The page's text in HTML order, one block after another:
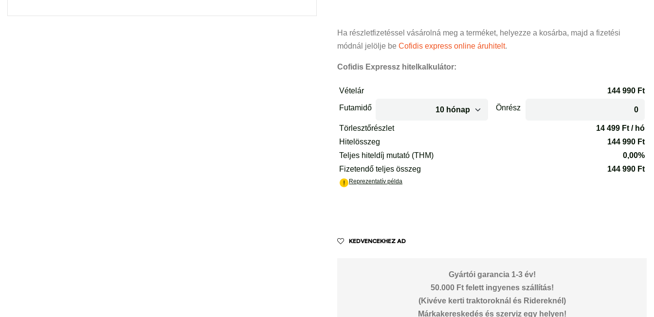
Ha részletfizetéssel vásárolná meg a terméket, helyezze a kosárba, majd a fizetési
módnál jelölje beCofidis express online áruhitelt.
Cofidis Expressz hitelkalkulátor:
KEDVENCEKHEZ AD
Gyártói garancia 1-3 év!
50.000 Ft felett ingyenes szállítás!
(Kivéve kerti traktoroknál és Ridereknél)
Márkakereskedés és szerviz egy helyen!